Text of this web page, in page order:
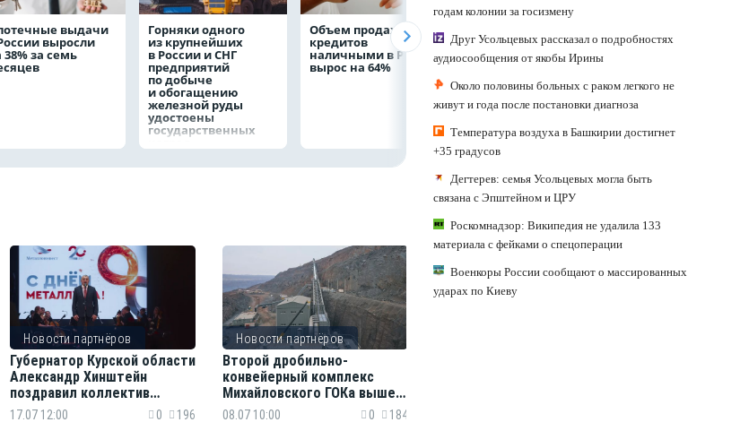
выдачи
выросли
38% за семь
Горняки одного
из крупнейших
в России и СНГ
предприятий
по добыче
и обогащению
железной руды
удостоены
государственных
наград
Объем продаж
кредитов
наличными в России
вырос на 64%
кредитов в первом
полугодии 2026 года
млрд рублей
Новости партнёров
Губернатор Курской области
Александр Хинштейн
поздравил коллектив
Михайловского ГОКа с Днём
17.07 12:00 0 196
Новости партнёров
Второй дробильно-
конвейерный комплекс
Михайловского ГОКа вышел
на проектную мощность
08.07 10:00 0 184
годам колонии за госизмену
Друг Усольцевых рассказал о подробностях
аудиосообщения от якобы Ирины
Около половины больных с раком легкого не
живут и года после постановки диагноза
Температура воздуха в Башкирии достигнет
+35 градусов
Дегтерев: семья Усольцевых могла быть
связана с Эпштейном и ЦРУ
Роскомнадзор: Википедия не удалила 133
материала с фейками о спецоперации
Военкоры России сообщают о массированных
ударах по Киеву